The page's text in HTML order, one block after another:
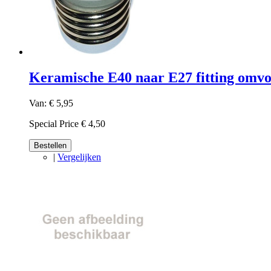
Keramische E40 naar E27 fitting
Van: € 5,95
Special Price € 4,50
Bestellen
| Vergelijken